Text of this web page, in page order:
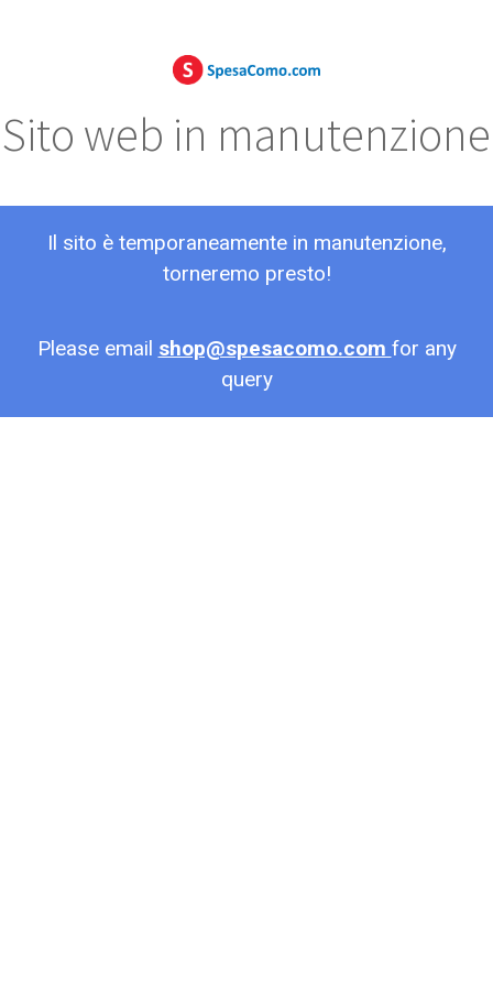
Sito web in manutenzione
Il sito è temporaneamente in manutenzione,
torneremo presto!
Please email shop@spesacomo.com for any
query